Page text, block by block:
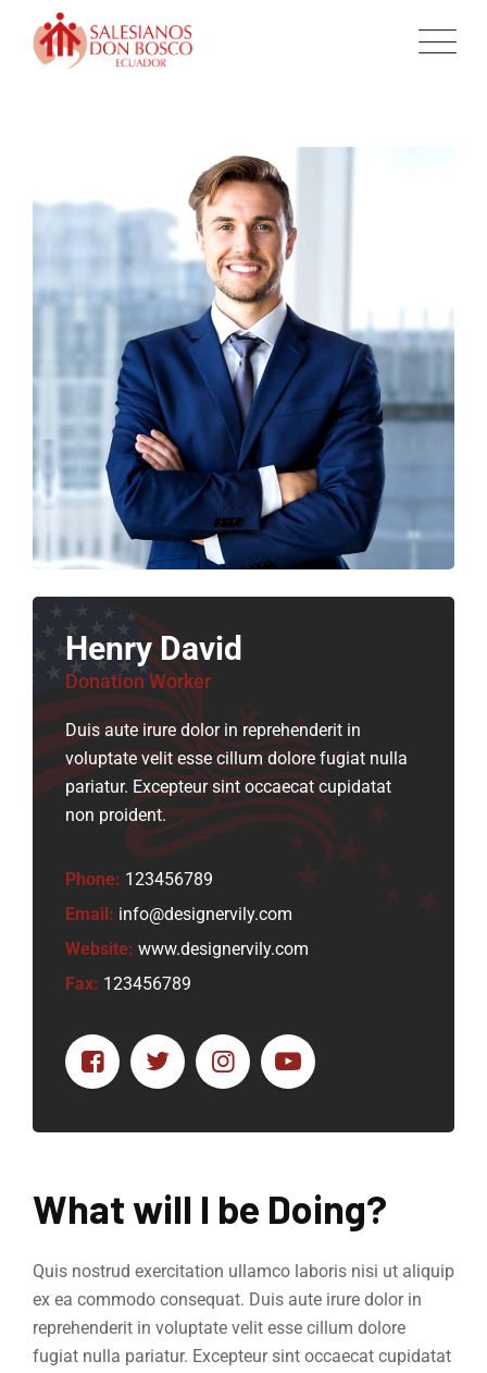
Henry David
Donation Worker
Duis aute irure dolor in reprehenderit in
voluptate velit esse cillum dolore fugiat nulla
pariatur. Excepteur sint occaecat cupidatat
non proident.
Phone: 123456789
Email: info@designervily.com
Website: www.designervily.com
Fax: 123456789
What will I be Doing?
Quis nostrud exercitation ullamco laboris nisi ut aliquip
ex ea commodo consequat. Duis aute irure dolor in
reprehenderit in voluptate velit esse cillum dolore
fugiat nulla pariatur. Excepteur sint occaecat cupidatat